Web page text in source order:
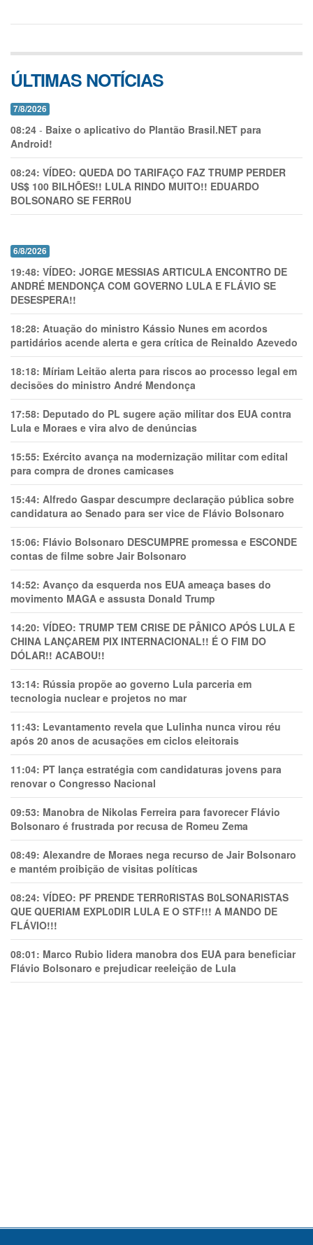
ÚLTIMAS NOTÍCIAS
7/8/2026
08:24 - Baixe o aplicativo do Plantão Brasil.NET para
Android!
08:24: VÍDEO: QUEDA DO TARIFAÇO FAZ TRUMP PERDER
US$ 100 BILHÕES!! LULA RINDO MUITO!! EDUARDO
BOLSONARO SE FERR0U
6/8/2026
19:48: VÍDEO: JORGE MESSIAS ARTICULA ENCONTRO DE
ANDRÉ MENDONÇA COM GOVERNO LULA E FLÁVIO SE
DESESPERA!!
18:28: Atuação do ministro Kássio Nunes em acordos
partidários acende alerta e gera crítica de Reinaldo Azevedo
18:18: Míriam Leitão alerta para riscos ao processo legal em
decisões do ministro André Mendonça
17:58: Deputado do PL sugere ação militar dos EUA contra
Lula e Moraes e vira alvo de denúncias
15:55: Exército avança na modernização militar com edital
para compra de drones camicases
15:44: Alfredo Gaspar descumpre declaração pública sobre
candidatura ao Senado para ser vice de Flávio Bolsonaro
15:06: Flávio Bolsonaro DESCUMPRE promessa e ESCONDE
contas de filme sobre Jair Bolsonaro
14:52: Avanço da esquerda nos EUA ameaça bases do
movimento MAGA e assusta Donald Trump
14:20: VÍDEO: TRUMP TEM CRlSE DE PÂNlCO APÓS LULA E
CHINA LANÇAREM PIX INTERNACIONAL!! É O FIM DO
DÓLAR!! ACABOU!!
13:14: Rússia propõe ao governo Lula parceria em
tecnologia nuclear e projetos no mar
11:43: Levantamento revela que Lulinha nunca virou réu
após 20 anos de acusações em ciclos eleitorais
11:04: PT lança estratégia com candidaturas jovens para
renovar o Congresso Nacional
09:53: Manobra de Nikolas Ferreira para favorecer Flávio
Bolsonaro é frustrada por recusa de Romeu Zema
08:49: Alexandre de Moraes nega recurso de Jair Bolsonaro
e mantém proibição de visitas políticas
08:24: VÍDEO: PF PRENDE TERR0RlSTAS B0LSONARlSTAS
QUE QUERIAM EXPL0DlR LULA E O STF!!! A MANDO DE
FLÁVIO!!!
08:01: Marco Rubio lidera manobra dos EUA para beneficiar
Flávio Bolsonaro e prejudicar reeleição de Lula